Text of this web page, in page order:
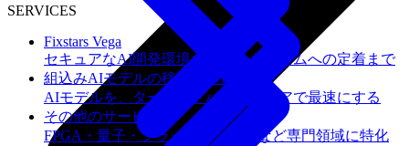
SERVICES
Fixstars Vega
セキュアなAI開発環境の構築からチームへの定着まで
組込みAIモデルの移植・高速化
AIモデルを、ターゲットハードウェアで最速にする
その他のサービス
FPGA・量子・フラッシュメモリなど専門領域に特化